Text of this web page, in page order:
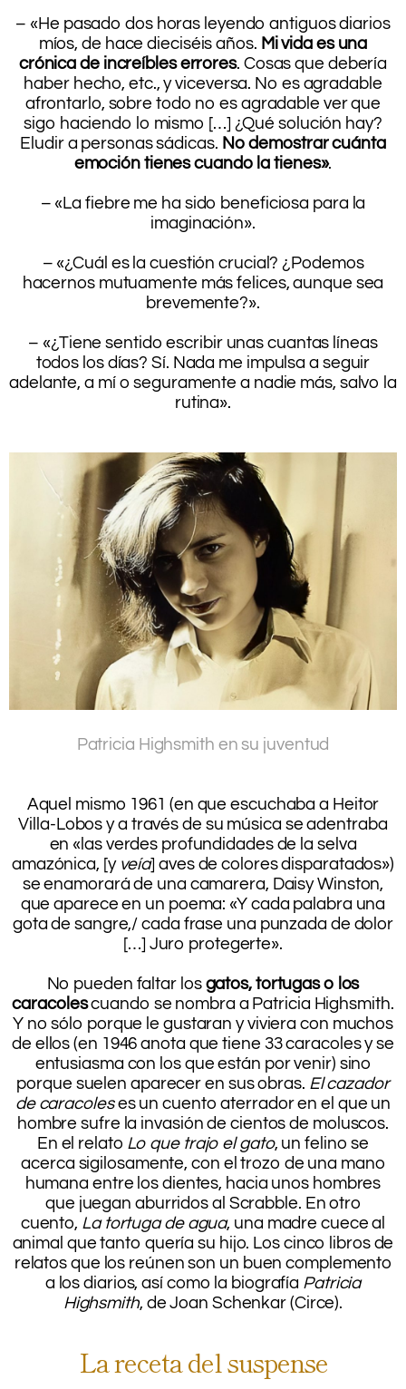
– «He pasado dos horas leyendo antiguos diarios
míos, de hace dieciséis años. Mi vida es una
crónica de increíbles errores. Cosas que debería
haber hecho, etc., y viceversa. No es agradable
afrontarlo, sobre todo no es agradable ver que
sigo haciendo lo mismo […] ¿Qué solución hay?
Eludir a personas sádicas. No demostrar cuánta
emoción tienes cuando la tienes».
– «La fiebre me ha sido beneficiosa para la
imaginación».
– «¿Cuál es la cuestión crucial? ¿Podemos
hacernos mutuamente más felices, aunque sea
brevemente?».
– «¿Tiene sentido escribir unas cuantas líneas
todos los días? Sí. Nada me impulsa a seguir
adelante, a mí o seguramente a nadie más, salvo la
rutina».
Patricia Highsmith en su juventud
Aquel mismo 1961 (en que escuchaba a Heitor
Villa-Lobos y a través de su música se adentraba
en «las verdes profundidades de la selva
amazónica, [y veía] aves de colores disparatados»)
se enamorará de una camarera, Daisy Winston,
que aparece en un poema: «Y cada palabra una
gota de sangre,/ cada frase una punzada de dolor
[…] Juro protegerte».
No pueden faltar los gatos, tortugas o los
caracolescuando se nombra a Patricia Highsmith.
Y no sólo porque le gustaran y viviera con muchos
de ellos (en 1946 anota que tiene 33 caracoles y se
entusiasma con los que están por venir) sino
porque suelen aparecer en sus obras. El cazador
de caracoleses un cuento aterrador en el que un
hombre sufre la invasión de cientos de moluscos.
En el relato Lo que trajo el gato, un felino se
acerca sigilosamente, con el trozo de una mano
humana entre los dientes, hacia unos hombres
que juegan aburridos al Scrabble. En otro
cuento, La tortuga de agua, una madre cuece al
animal que tanto quería su hijo. Los cinco libros de
relatos que los reúnen son un buen complemento
a los diarios, así como la biografía Patricia
Highsmith, de Joan Schenkar (Circe).
La receta del suspense